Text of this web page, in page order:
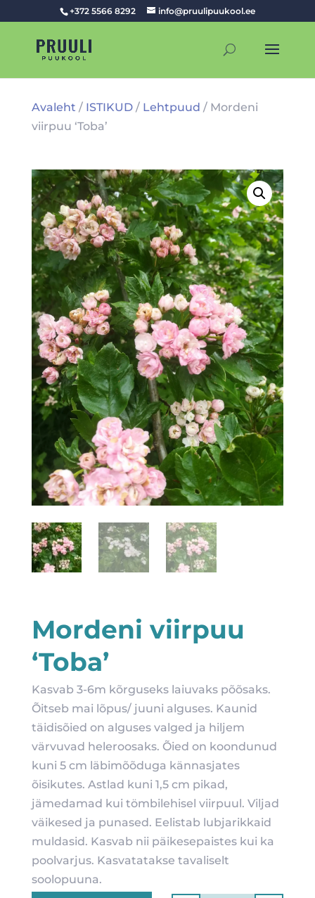
+372 5566 8292 info@pruulipuukool.ee
Avaleht / ISTIKUD/ Lehtpuud / Mordeni
viirpuu ‘Toba’
Mordeni viirpuu
‘Toba’
Kasvab 3-6m kõrguseks laiuvaks põõsaks.
Õitseb mai lõpus/ juuni alguses. Kaunid
täidisõied on alguses valged ja hiljem
värvuvad heleroosaks. Õied on koondunud
kuni 5 cm läbimõõduga kännasjates
õisikutes. Astlad kuni 1,5 cm pikad,
jämedamad kui tömbilehisel viirpuul. Viljad
väikesed ja punased. Eelistab lubjarikkaid
muldasid. Kasvab nii päikesepaistes kui ka
poolvarjus. Kasvatatakse tavaliselt
soolopuuna.